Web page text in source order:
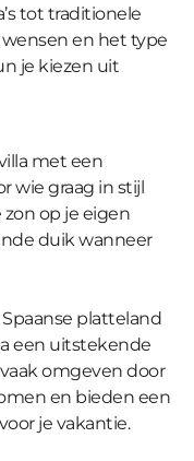
tot traditionele
wensen en het type
je kiezen uit
met een
wie graag in stijl
op je eigen
duik wanneer
platteland
een uitstekende
omgeven door
en bieden een
je vakantie.